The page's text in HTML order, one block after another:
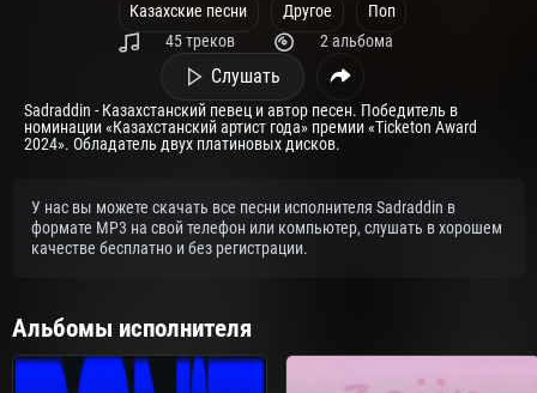
Казахские песни
Другое
Поп
45 треков
2 альбома
Слушать
Sadraddin - Казахстанский певец и автор песен. Победитель в
номинации «Казахстанский артист года» премии «Ticketon Award
2024». Обладатель двух платиновых дисков.
У нас вы можете скачать все песни исполнителя Sadraddin в
формате MP3 на свой телефон или компьютер, слушать в хорошем
качестве бесплатно и без регистрации.
Альбомы исполнителя